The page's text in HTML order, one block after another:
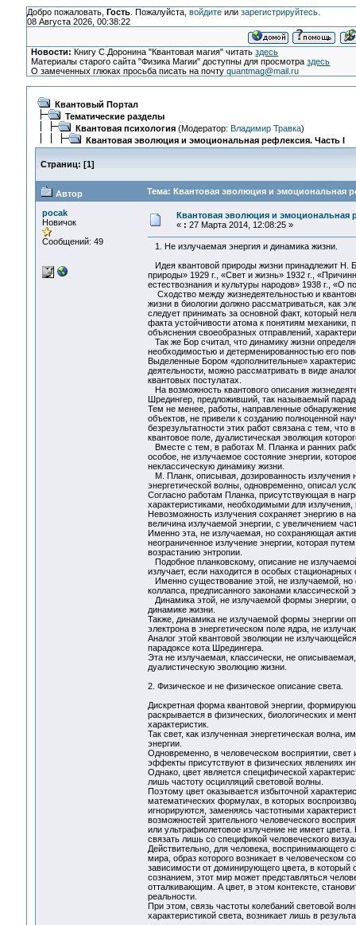
Добро пожаловать, Гость. Пожалуйста, войдитеили зарегистрируйтесь.
08 Августа 2026, 00:38:22
Новости: Книгу С.Доронина "Квантовая магия" читатьздесь
Материалы старого сайта "Физика Магии" доступны для просмотраздесь
О замеченных глюках просьба писать на почтуquantmag@mail.ru
Квантовый Портал
Тематические разделы
Квантовая психология(Модератор: Владимир Травка)
Квантовая эволюция и эмоциональная рефлексия. Часть I
Страниц: [1]
Автор Тема: Квантовая эволюция и эмоциональная
pocak
Новичок
Сообщений: 49
Квантовая эволюция и эмоциональная
« : 27 Марта 2014, 12:08:25 »
1. Не излучаемая энергия и динамика жизни.
Идея квантовой природы жизни принадлежит Н.
природы» 1929 г., «Свет и жизнь» 1932 г.,
естествознания и культуры народов» 1938 г., «О
Сходство между жизнедеятельностью и
жизни в биологии должно рассматриваться, как
следует принимать за основной факт, который
факта устойчивости атома к понятиям механики,
объяснения своеобразных отправлений,
Так же Бор считал, что динамику жизни
необходимостью и детерменированностью его
Выделенные Бором «дополнительные»
деятельности, можно рассматривать в виде
квантовых постулатах.
На возможность квантового описания
Шредингер, предложивший, так называемый
Тем не менее, работы, направленные
объектов, не привели к созданию полноценной
безрезультатности этих работ связана с тем,
квантовое поле, дуалистическая эволюция
Вместе с тем, в работах М. Планка и ранних
особое, не излучаемое состояние энергии,
неклассическую динамику жизни.
М. Планк, описывая, дозированность излучения
энергетической волны, одновременно, описал
Согласно работам Планка, присутствующая в
характеристиками, необходимыми для излучения,
Невозможность излучения сохраняет энергию в
величина излучаемой энергии, с увеличением
Именно эта, не излучаемая, но сохраняющая
неограниченное излучение энергии, которая
возрастанию энтропии.
Подобное планковскому, описание не
излучает, если находится в особых
Именно существование этой, не излучаемой, но
коллапса, предписанного законами классической
Динамика этой, не излучаемой формы энергии,
динамике жизни.
Также, динамика не излучаемой формы энергии
электрона в энергетическом поле ядра, не
Аналог этой квантовой эволюции не
парадоксе кота Шредингера.
Эта не излучаемая, классически, не
дуалистическую эволюцию жизни.
2. Физическое и не физическое описание света.
Дискретная форма квантовой энергии,
раскрывается в физических, биологических и
характеристик.
Так свет, как излученная энергетическая волна,
энергии.
Одновременно, в человеческом восприятии, свет
эффекты присутствуют в физических явлениях
Однако, цвет является специфической
лишь частоту осцилляций световой волны.
Поэтому цвет оказывается избыточной
математических формулах, в которых
игнорируются, заменяясь частотными
возможностей зрительного человеческого
или ультрафиолетовое излучение не имеет
связать лишь со спецификой человеческого
Действительно, для человека, воспринимающего
мира, образ которого возникает в
зависимости от доминирующего цвета, в
сознанием, этот мир может представляться
отталкивающим. А цвет, в этом контексте,
реальности.
При этом, связь частоты колебаний световой
характеристикой света, возникает лишь в